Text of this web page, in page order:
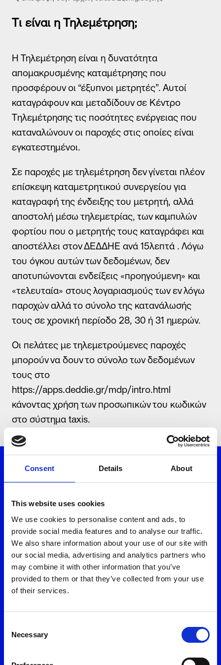
Consent Details About
This website uses cookies
We use cookies to personalise content and ads, to
provide social media features and to analyse our traffic.
We also share information about your use of our site with
our social media, advertising and analytics partners who
may combine it with other information that you’ve
provided to them or that they’ve collected from your use
of their services.
Selection
Necessary
Χρήσιμα Έντυπα
Δίκτυο καταστημάτων
Σημεία Πληρωμής λογαριασμών
Πείτε μας την άποψή σας
Τι είναι η Τηλεμέτρηση;
Η Τηλεμέτρηση είναι η δυνατότητα
απομακρυσμένης καταμέτρησης που
προσφέρουν οι “έξυπνοι μετρητές”. Αυτοί
καταγράφουν και μεταδίδουν σε Κέντρο
Tηλεμέτρησης τις ποσότητες ενέργειας που
καταναλώνουν οι παροχές στις οποίες είναι
εγκατεστημένοι.
Σε παροχές με τηλεμέτρηση δεν γίνεται πλέον
επίσκεψη καταμετρητικού συνεργείου για
καταγραφή της ένδειξης του μετρητή, αλλά
αποστολή μέσω τηλεμετρίας, των καμπυλών
φορτίου που ο μετρητής τους καταγράφει και
αποστέλλει στον ΔΕΔΔΗΕ ανά 15λεπτά . Λόγω
του όγκου αυτών των δεδομένων, δεν
αποτυπώνονται ενδείξεις «προηγούμενη» και
«τελευταία» στους λογαριασμούς των εν λόγω
παροχών αλλά το σύνολο της κατανάλωσής
τους σε χρονική περίοδο 28, 30 ή 31 ημερών.
Οι πελάτες με τηλεμετρούμενες παροχές
μπορούν να δουν το σύνολο των δεδομένων
τους στο
https://apps.deddie.gr/mdp/intro.html
κάνοντας χρήση των προσωπικών του κωδικών
στο σύστημα taxis.
Μάθετε περισσότερα
Φόρμα εκδήλωσης ενδιαφέροντος
Όνομα
Επίθετο
Τηλέφωνο *
Αποδέχομαι τη χρήση των στοιχείων μου από την Volton και
Αποστολή
Επισκέψου ένα από τα καταστήματά
μας
11 300